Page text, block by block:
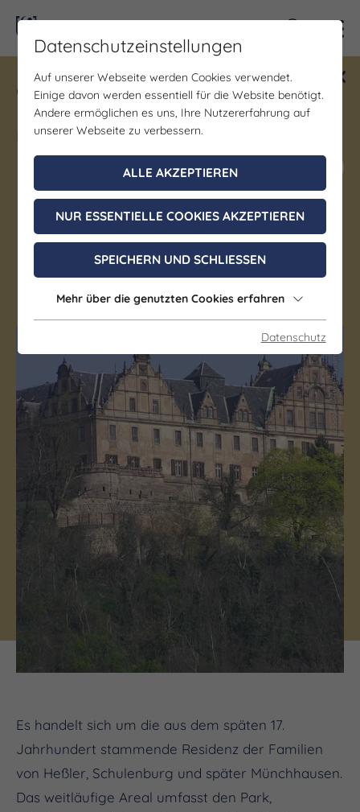
Gewinne ein Blind Date mit Saale-
Unstrut! Teilnahme vom 1.7. - 18.12.
möglich.
Jetzt mitmachen
Schloss Vitzenburg
Vitzenburg
(c) Saale-Unstrut-Tourismus e.V.
Es handelt sich um die aus dem späten 17.
Jahrhundert stammende Residenz der Familien
von Heßler, Schulenburg und später Münchhausen.
Das weitläufige Areal umfasst den Park,
Datenschutzeinstellungen
Auf unserer Webseite werden Cookies verwendet.
Einige davon werden essentiell für die Website benötigt.
Andere ermöglichen es uns, Ihre Nutzererfahrung auf
unserer Webseite zu verbessern.
ALLE AKZEPTIEREN
NUR ESSENTIELLE COOKIES AKZEPTIEREN
SPEICHERN UND SCHLIESSEN
Mehr über die genutzten Cookies erfahren
Datenschutz